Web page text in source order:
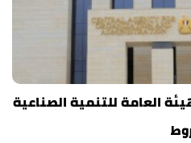
العامة للتنمية الصناعية